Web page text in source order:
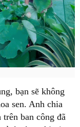
bạn sẽ không
sen. Anh chia
ban công đã